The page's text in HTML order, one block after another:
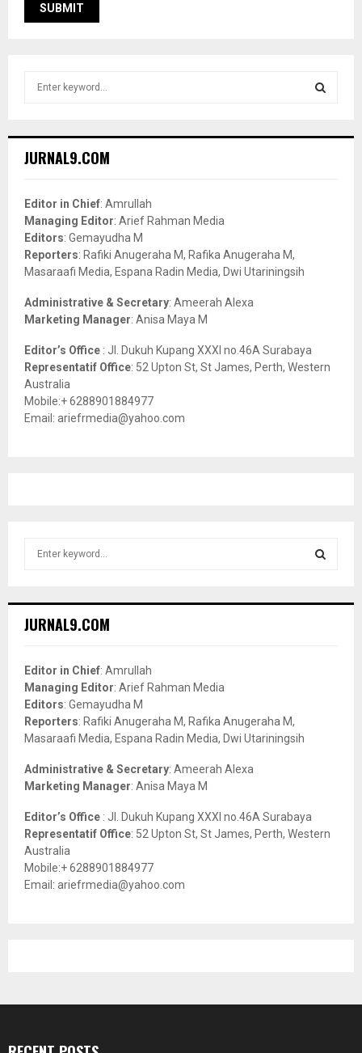
h
o
r
:
JURNAL9.COM
Editor in Chief: Amrullah
Managing Editor: Arief Rahman Media
Editors: Gemayudha M
Reporters: Rafiki Anugeraha M, Rafika Anugeraha M,
Masaraafi Media, Espana Radin Media, Dwi Utariningsih
Administrative & Secretary: Ameerah Alexa
Marketing Manager: Anisa Maya M
Editor’s Office : Jl. Dukuh Kupang XXXI no.46A Surabaya
Representatif Office: 52 Upton St, St James, Perth, Western
Australia
Mobile:+ 6288901884977
Email: ariefrmedia@yahoo.com
h
o
r
:
JURNAL9.COM
Editor in Chief: Amrullah
Managing Editor: Arief Rahman Media
Editors: Gemayudha M
Reporters: Rafiki Anugeraha M, Rafika Anugeraha M,
Masaraafi Media, Espana Radin Media, Dwi Utariningsih
Administrative & Secretary: Ameerah Alexa
Marketing Manager: Anisa Maya M
Editor’s Office : Jl. Dukuh Kupang XXXI no.46A Surabaya
Representatif Office: 52 Upton St, St James, Perth, Western
Australia
Mobile:+ 6288901884977
Email: ariefrmedia@yahoo.com